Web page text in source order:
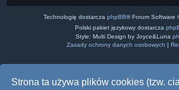
Strona ta używa plików cookies (tzw.
Technologię dostarcza phpBB® Forum Software
Polski pakiet językowy dostarcza
Style: Multi Design by Joyce&Luna
Zasady ochrony danych osobowych |